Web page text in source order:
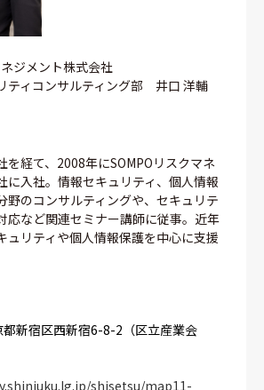
ジメント株式会社
ティコンサルティング部 井口 洋輔
を経て、2008年にSOMPOリスクマネ
に入社。情報セキュリティ、個人情報
野のコンサルティングや、セキュリテ
応など関連セミナー講師に従事。近年
ュリティや個人情報保護を中心に支援
新宿区西新宿6-8-2（区立産業会
shisetsu/map11-